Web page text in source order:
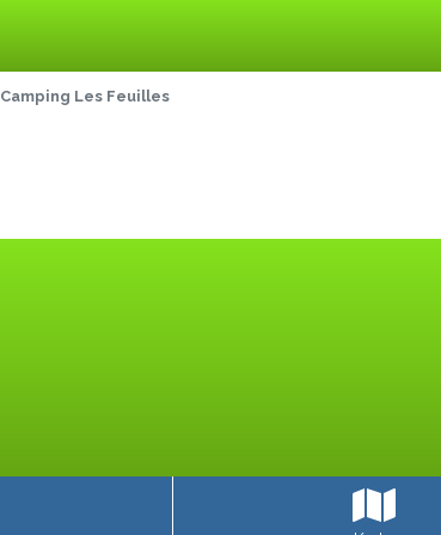
Camping Les Feuilles